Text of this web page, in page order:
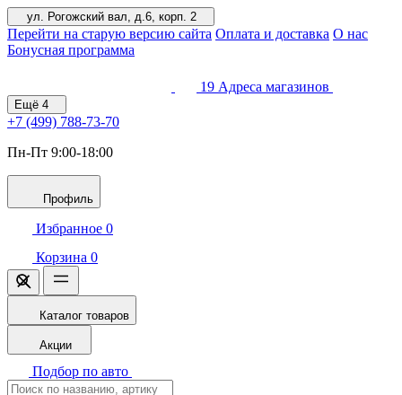
ул. Рогожский вал, д.6, корп. 2
Перейти на старую версию сайта Оплата и доставка О нас
Бонусная программа
19 Адреса магазинов
Ещё 4
+7 (499) 788-73-70
Пн-Пт 9:00-18:00
Профиль
Избранное 0
Корзина 0
Каталог товаров
Акции
Подбор по авто